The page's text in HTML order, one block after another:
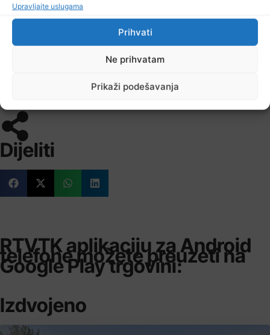
Upravljajte uslugama
Prihvati
Ne prihvatam
Prikaži podešavanja
7. Radnik 7 2 4 1 7:6 10
8. Zrinjski 6 3 0 3 7:10 9
11. Zvijezda 09 6 0 3 3 4:12 3
12. Mladost 7 0 3 4 4:12 3
Dijeliti
RTVTK aplikaciju za Android
telefone možete preuzeti na
Google Play trgovini:
Izdvojeno